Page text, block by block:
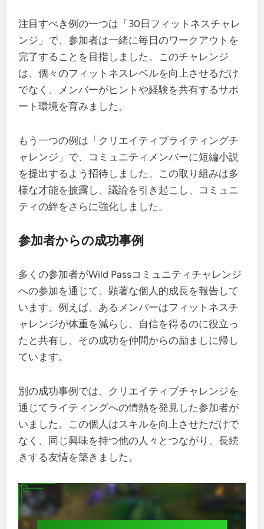
注目すべき例の一つは「30日フィットネスチャレ
ンジ」で、参加者は一緒に毎日のワークアウトを
完了することを目指しました。このチャレンジ
は、個々のフィットネスレベルを向上させるだけ
でなく、メンバーがヒントや経験を共有するサポ
ート環境を育みました。
もう一つの例は「クリエイティブライティングチ
ャレンジ」で、コミュニティメンバーに短編小説
を提出するよう招待しました。この取り組みは多
様な才能を披露し、議論を引き起こし、コミュニ
ティの絆をさらに強化しました。
参加者からの成功事例
多くの参加者がWild Passコミュニティチャレンジ
への参加を通じて、顕著な個人的成長を報告して
います。例えば、あるメンバーはフィットネスチ
ャレンジが体重を減らし、自信を得るのに役立っ
たと共有し、その成功を仲間からの励ましに帰し
ています。
別の成功事例では、クリエイティブチャレンジを
通じてライティングへの情熱を発見した参加者が
いました。この個人はスキルを向上させただけで
なく、同じ興味を持つ他の人々とつながり、長続
きする友情を築きました。